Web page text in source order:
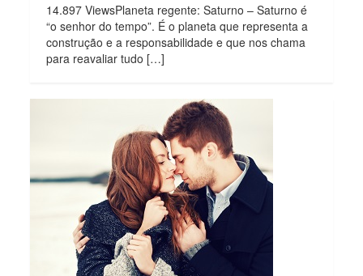
14.897 ViewsPlaneta regente: Saturno – Saturno é
“o senhor do tempo”. É o planeta que representa a
construção e a responsabilidade e que nos chama
para reavaliar tudo […]